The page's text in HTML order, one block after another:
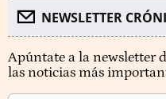
NEWSLETTER
Apúntate a la newsletter
las noticias más